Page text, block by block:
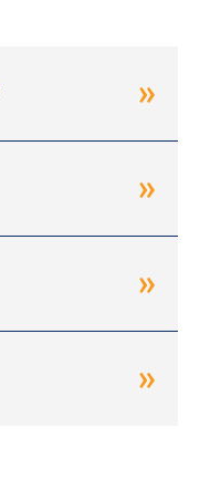
»
»
»
»